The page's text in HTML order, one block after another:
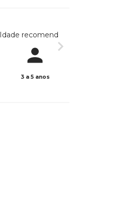
Idade recomendada
3 a 5 anos